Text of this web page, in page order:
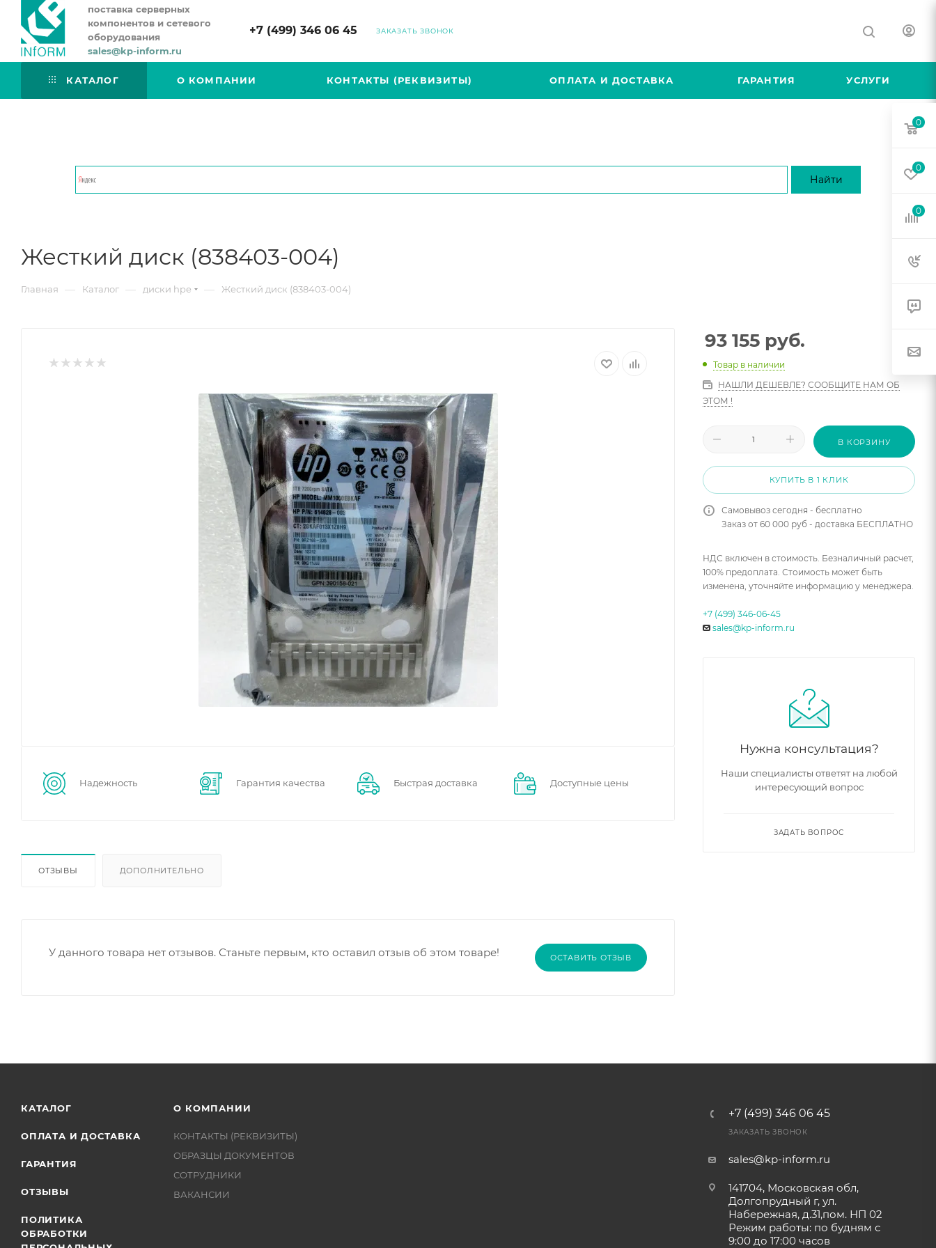
поставка серверных
компонентов и сетевого
оборудования
sales@kp-inform.ru
+7 (499) 346 06 45 ЗАКАЗАТЬ ЗВОНОК
КАТАЛОГ О КОМПАНИИ КОНТАКТЫ (РЕКВИЗИТЫ) ОПЛАТА И ДОСТАВКА ГАРАНТИЯ УСЛУГИ
Жесткий диск (838403-004)
Главная — Каталог — диски hpe — Жесткий диск (838403-004)
Надежность Гарантия качества Быстрая доставка Доступные цены
ОТЗЫВЫ ДОПОЛНИТЕЛЬНО
ОСТАВИТЬ ОТЗЫВ
У данного товара нет отзывов. Станьте первым, кто оставил отзыв об этом товаре!
93 155 руб.
Товар в наличии
НАШЛИ ДЕШЕВЛЕ? СООБЩИТЕ НАМ ОБ
ЭТОМ !
В КОРЗИНУ
КУПИТЬ В 1 КЛИК
Самовывоз сегодня - бесплатно
Заказ от 60 000 руб - доставка БЕСПЛАТНО
НДС включен в стоимость. Безналичный расчет,
100% предоплата. Стоимость может быть
изменена, уточняйте информацию у менеджера.
+7 (499) 346-06-45
sales@kp-inform.ru
Нужна консультация?
Наши специалисты ответят на любой
интересующий вопрос
ЗАДАТЬ ВОПРОС
КАТАЛОГ
ОПЛАТА И ДОСТАВКА
ГАРАНТИЯ
ОТЗЫВЫ
ПОЛИТИКА
ОБРАБОТКИ
О КОМПАНИИ
КОНТАКТЫ (РЕКВИЗИТЫ)
ОБРАЗЦЫ ДОКУМЕНТОВ
СОТРУДНИКИ
ВАКАНСИИ
+7 (499) 346 06 45
sales@kp-inform.ru
141704, Московская обл,
Долгопрудный г, ул.
Набережная, д.31,пом. НП 02
Режим работы: по будням с
0
0
0